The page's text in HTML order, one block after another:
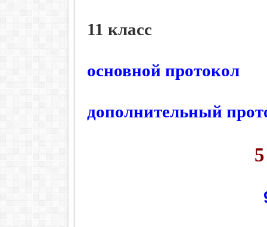
11 класс
основной протокол
дополнительный